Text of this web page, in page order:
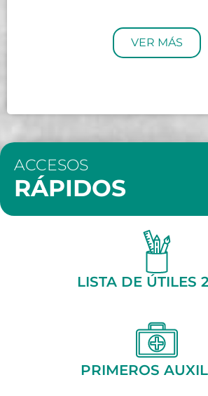
VER MÁS
ACCESOS
RÁPIDOS
LISTA DE ÚTILES
PRIMEROS